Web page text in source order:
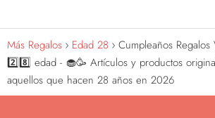
Más Regalos Edad 28
Cumpleaños
2️⃣8️⃣ edad - 🧁🥳 Artículos y productos
aquellos que hacen 28 años en 2026